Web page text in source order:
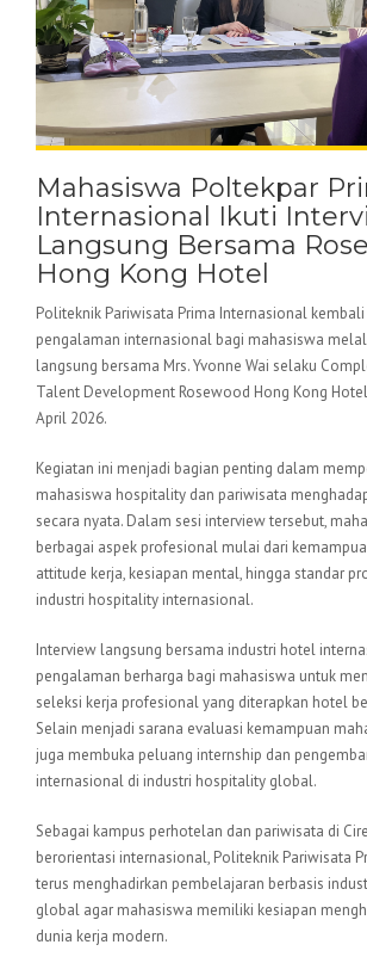
Mahasiswa Poltekpar
Internasional Ikuti
Langsung Bersama
Hong Kong Hotel
Politeknik Pariwisata Prima Internasional
pengalaman internasional bagi mahasiswa
langsung bersama Mrs. Yvonne Wai selaku
Talent Development Rosewood Hong Kong
April 2026.
Kegiatan ini menjadi bagian penting dalam
mahasiswa hospitality dan pariwisata
secara nyata. Dalam sesi interview tersebut,
berbagai aspek profesional mulai dari
attitude kerja, kesiapan mental, hingga standar
industri hospitality internasional.
Interview langsung bersama industri hotel
pengalaman berharga bagi mahasiswa untuk
seleksi kerja profesional yang diterapkan hotel
Selain menjadi sarana evaluasi kemampuan
juga membuka peluang internship dan
internasional di industri hospitality global.
Sebagai kampus perhotelan dan pariwisata di
berorientasi internasional, Politeknik Pariwisata
terus menghadirkan pembelajaran berbasis
global agar mahasiswa memiliki kesiapan
dunia kerja modern.